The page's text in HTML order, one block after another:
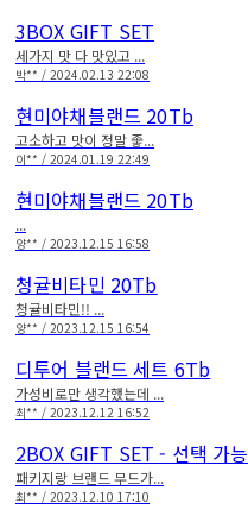
3BOX GIFT SET
세가지 맛 다 맛있고 ...
박** / 2024.02.13 22:08
현미야채블랜드 20Tb
고소하고 맛이 정말 좋...
이** / 2024.01.19 22:49
현미야채블랜드 20Tb
...
양** / 2023.12.15 16:58
청귤비타민 20Tb
청귤비타민!! ...
양** / 2023.12.15 16:54
디투어 블랜드 세트 6Tb
가성비로만 생각했는데 ...
최** / 2023.12.12 16:52
2BOX GIFT SET - 선택 가능
패키지랑 브랜드 무드가...
최** / 2023.12.10 17:10